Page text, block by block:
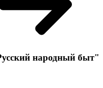
народный быт"